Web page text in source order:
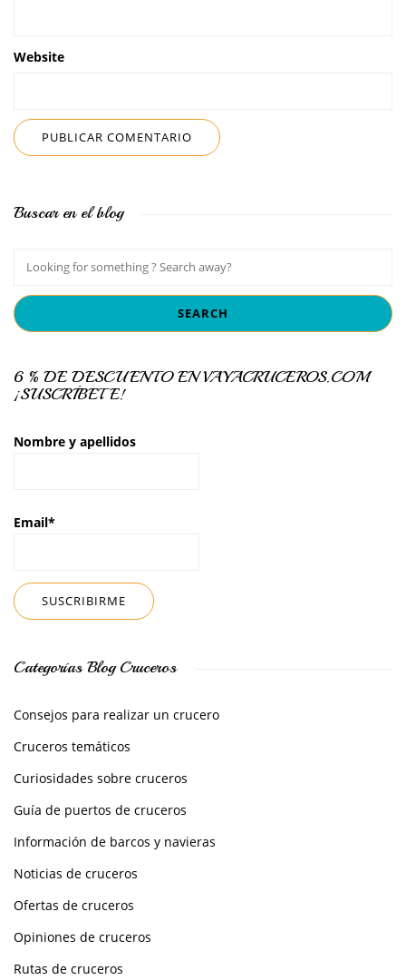
Website
Buscar en el blog
6 % DE DESCUENTO EN VAYACRUCEROS.COM
¡SUSCRÍBETE!
Nombre y apellidos
Email*
Categorías Blog Cruceros
Consejos para realizar un crucero
Cruceros temáticos
Curiosidades sobre cruceros
Guía de puertos de cruceros
Información de barcos y navieras
Noticias de cruceros
Ofertas de cruceros
Opiniones de cruceros
Rutas de cruceros